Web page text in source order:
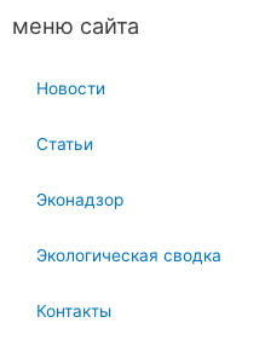
меню сайта
Новости
Статьи
Эконадзор
Экологическая сводка
Контакты